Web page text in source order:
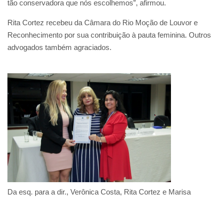
tão conservadora que nós escolhemos”, afirmou.
Rita Cortez recebeu da Câmara do Rio Moção de Louvor e
Reconhecimento por sua contribuição à pauta feminina. Outros
advogados também agraciados.
Da esq. para a dir., Verônica Costa, Rita Cortez e Marisa